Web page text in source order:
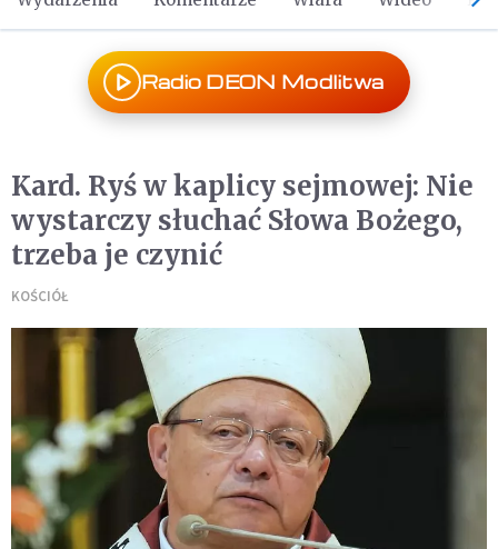
Radio DEON Modlitwa
Kard. Ryś w kaplicy sejmowej: Nie
wystarczy słuchać Słowa Bożego,
trzeba je czynić
KOŚCIÓŁ